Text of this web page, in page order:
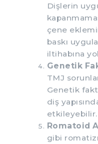
Dişlerin
çene
baskı
iltihabına
Genetik
TMJ
Genetik
diş
etkileyebilir.
Romatoid
gibi